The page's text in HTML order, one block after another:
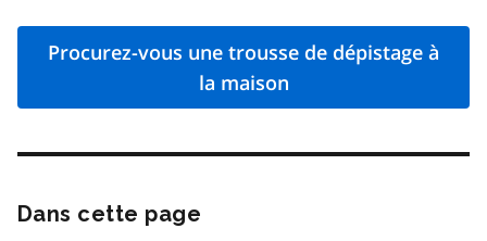
Procurez-vous une trousse de dépistage à
la maison
Dans cette page